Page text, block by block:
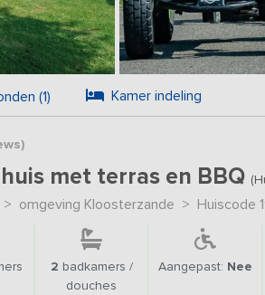
(1) Kamer indeling
)
met terras en BBQ
> omgeving Kloosterzande > Huiscode
2 badkamers /
douches
Aangepast: Nee